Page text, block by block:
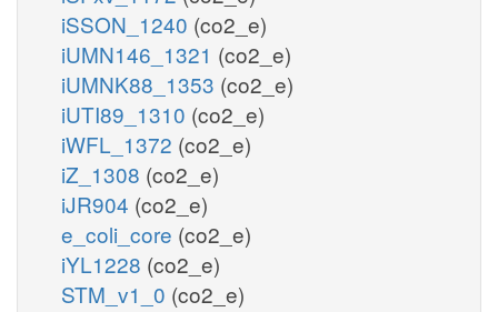
iSSON_1240 (co2_e)
iUMN146_1321 (co2_e)
iUMNK88_1353 (co2_e)
iUTI89_1310 (co2_e)
iWFL_1372 (co2_e)
iZ_1308 (co2_e)
iJR904 (co2_e)
e_coli_core (co2_e)
iYL1228 (co2_e)
STM_v1_0 (co2_e)